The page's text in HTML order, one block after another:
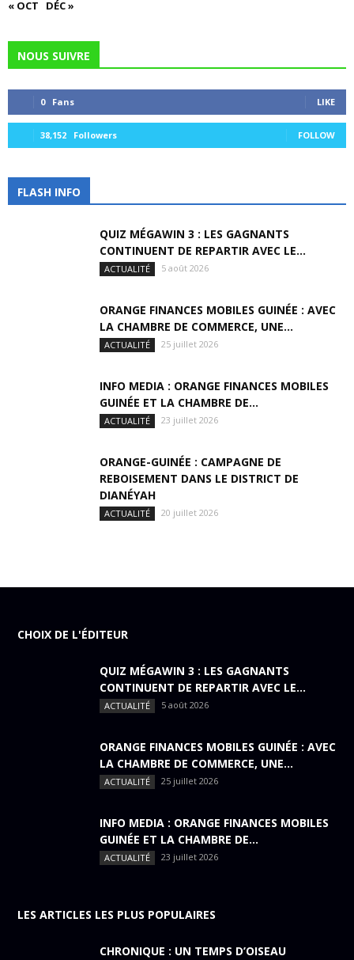
« OCT DÉC »
NOUS SUIVRE
0 Fans LIKE
38,152 Followers FOLLOW
FLASH INFO
QUIZ MÉGAWIN 3 : LES GAGNANTS
CONTINUENT DE REPARTIR AVEC LE...
ACTUALITÉ 5 août 2026
ORANGE FINANCES MOBILES GUINÉE : AVEC
LA CHAMBRE DE COMMERCE, UNE...
ACTUALITÉ 25 juillet 2026
INFO MEDIA : ORANGE FINANCES MOBILES
GUINÉE ET LA CHAMBRE DE...
ACTUALITÉ 23 juillet 2026
ORANGE-GUINÉE : CAMPAGNE DE
REBOISEMENT DANS LE DISTRICT DE
DIANÉYAH
ACTUALITÉ 20 juillet 2026
CHOIX DE L'ÉDITEUR
QUIZ MÉGAWIN 3 : LES GAGNANTS
CONTINUENT DE REPARTIR AVEC LE...
ACTUALITÉ 5 août 2026
ORANGE FINANCES MOBILES GUINÉE : AVEC
LA CHAMBRE DE COMMERCE, UNE...
ACTUALITÉ 25 juillet 2026
INFO MEDIA : ORANGE FINANCES MOBILES
GUINÉE ET LA CHAMBRE DE...
ACTUALITÉ 23 juillet 2026
LES ARTICLES LES PLUS POPULAIRES
CHRONIQUE : UN TEMPS D’OISEAU